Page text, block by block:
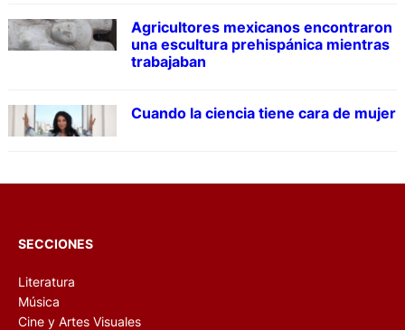
Agricultores mexicanos encontraron
una escultura prehispánica mientras
trabajaban
Cuando la ciencia tiene cara de mujer
SECCIONES
Literatura
Música
Cine y Artes Visuales